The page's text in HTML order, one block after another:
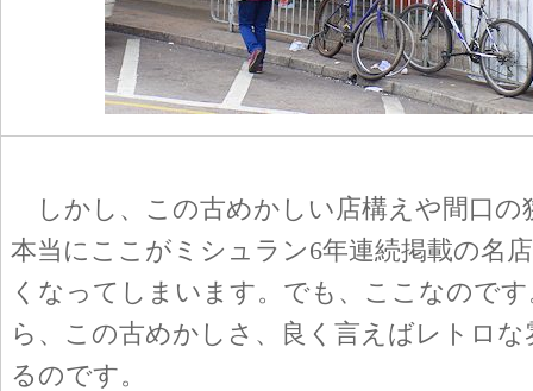
しかし、この古めかしい店構えや間口の
本当にここがミシュラン6年連続掲載の名
くなってしまいます。でも、ここなので
ら、この古めかしさ、良く言えばレトロ
るのです。